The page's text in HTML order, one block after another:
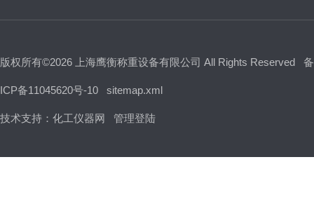
版权所有©2026 上海鹰衡称重设备有限公司 All Rights Reserved
ICP备11045620号-10 sitemap.xml
技术支持： 化工仪器网 管理登陆